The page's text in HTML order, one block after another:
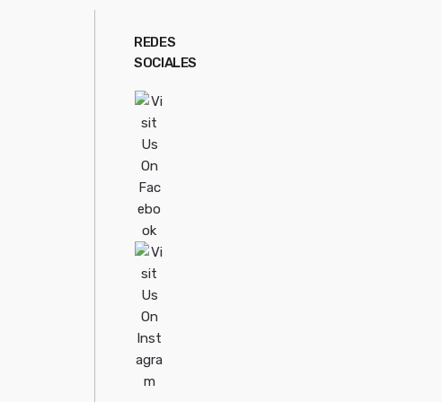
REDES
SOCIALES